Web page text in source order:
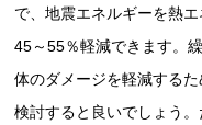
で、地震エネルギーを熱
45～55％軽減できます。
体のダメージを軽減する
検討すると良いでしょう